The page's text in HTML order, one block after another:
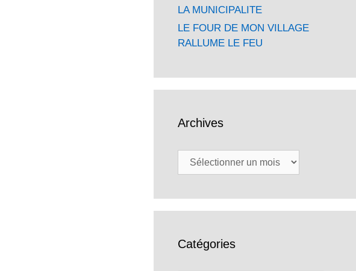
LA MUNICIPALITE
LE FOUR DE MON VILLAGE
RALLUME LE FEU
Archives
Archives
Catégories